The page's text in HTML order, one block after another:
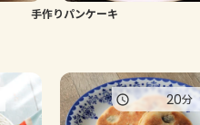
手作りパンケーキ
20分